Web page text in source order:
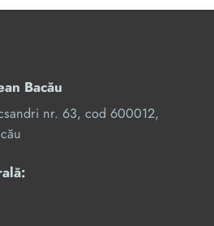
Bacău
nr. 63, cod 600012,